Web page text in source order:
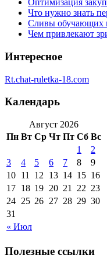
Оптимизация
Что нужно знать
Сливы обучающих
Чем привлекают
Интересное
Rt.chat-ruletka-18.com
Календарь
Август 2026
Пн Вт Ср Чт Пт Сб Вс
« Июл
1
2
3
4 5 6 7 8
9
10 11 12 13 14 15 16
17 18 19 20 21 22 23
24 25 26 27 28 29 30
31
Полезные ссылки